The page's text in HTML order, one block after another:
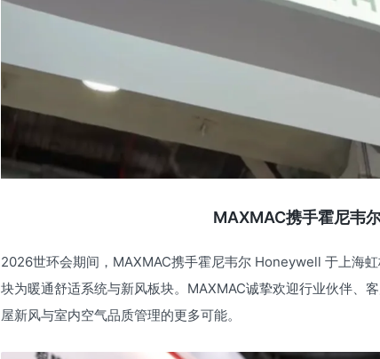
MAXMAC携手霍尼韦
2026世环会期间，MAXMAC携手霍尼韦尔 Honeywell 于上海
块为暖通舒适系统与新风板块。MAXMAC诚挚欢迎行业伙伴、
屋新风与室内空气品质管理的更多可能。